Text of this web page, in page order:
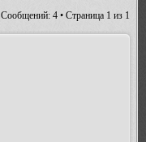
Сообщений: 4 • Страница 1 из 1